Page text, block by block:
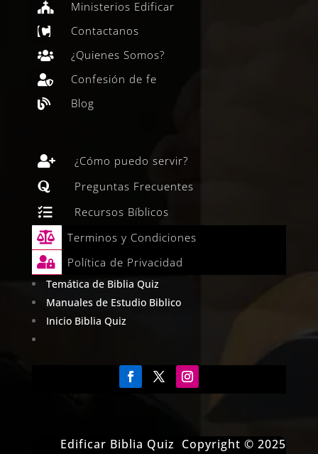
 Ministerios Edificar
 Contactanos
 ¿Quienes Somos?
 Confesión de fe
 Blog
 ¿Cómo puedo servir?
 Preguntas Frecuentes
 Recursos Bíblicos
 Terminos y Condiciones
 Política de Privacidad
Temática de Biblia Quiz
Manuales de Estudio Biblico
Inicio Biblia Quiz
Edificar Biblia Quiz Copyright © 2025